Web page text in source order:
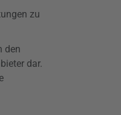
zu
den
dar.